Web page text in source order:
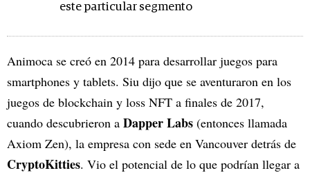
este particular segmento
Animoca se creó en 2014 para desarrollar juegos para
smartphones y tablets. Siu dijo que se aventuraron en los
juegos de blockchain y loss NFT a finales de 2017,
cuando descubrieron a Dapper Labs (entonces llamada
Axiom Zen), la empresa con sede en Vancouver detrás de
CryptoKitties. Vio el potencial de lo que podrían llegar a